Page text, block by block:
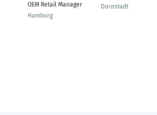
OEM Retail Manager
Hamburg
Dornstadt